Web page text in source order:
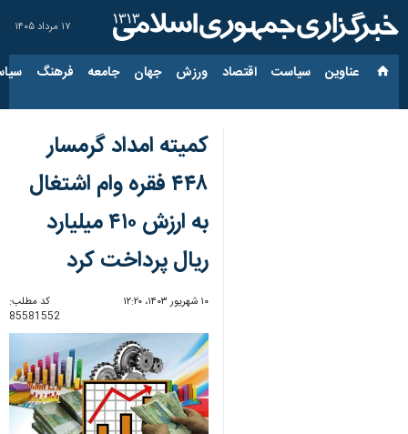
۱۷ مرداد ۱۴۰۵
عناوین‌ سیاست اقتصاد ورزش جهان جامعه فرهنگ
کمیته امداد گرمسار
۴۴۸ فقره وام اشتغال
به ارزش ۴۱۰ میلیارد
ریال پرداخت کرد
۱۰ شهریور ۱۴۰۳، ۱۲:۲۰
کد مطلب:
85581552